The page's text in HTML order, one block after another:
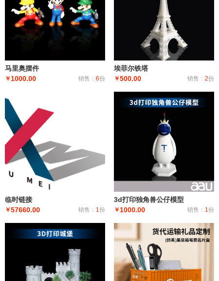
马里奥摆件
￥1000.00 销售： 6份
埃菲尔铁塔
￥500.00 销售： 2份
临时链接
￥57660.00 销售： 1份
3d打印独角兽公仔模型
￥ 1000.00 销售： 1份